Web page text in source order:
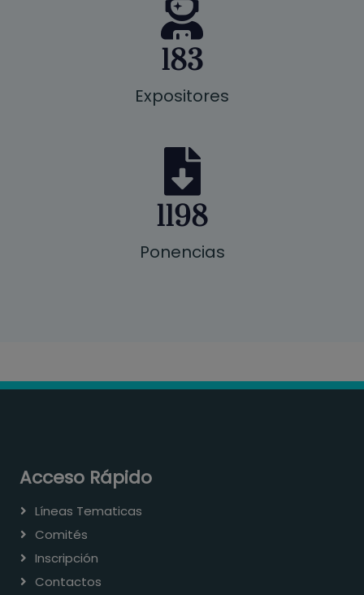
183
Expositores
1198
Ponencias
Acceso Rápido
Líneas Tematicas
Comités
Inscripción
Contactos